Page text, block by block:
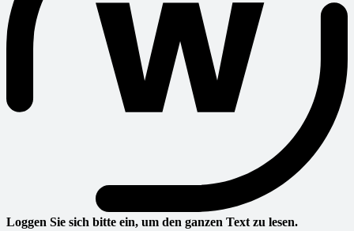
Loggen Sie sich bitte ein, um den ganzen Text zu lesen.